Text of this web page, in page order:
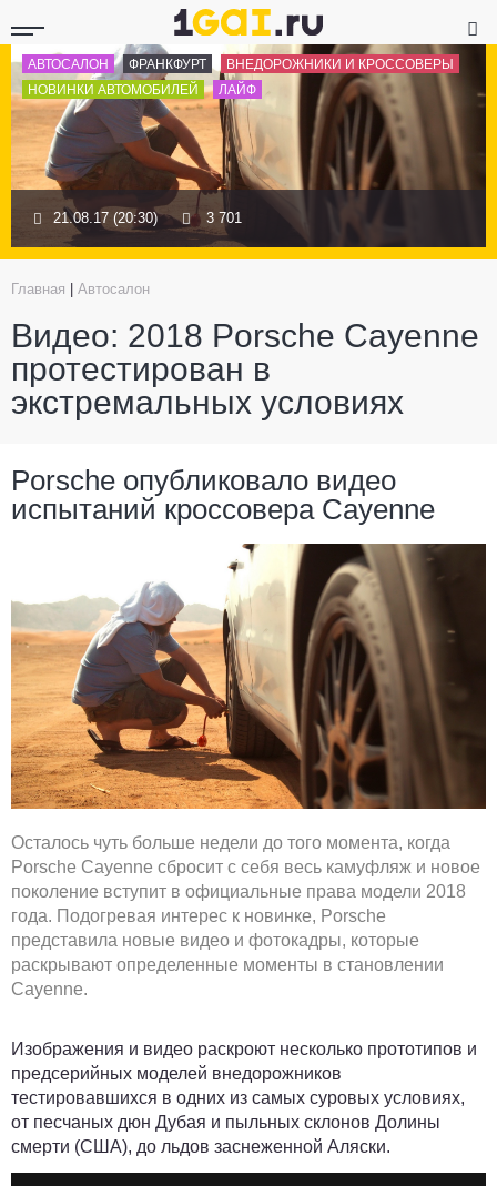
АВТОСАЛОН ФРАНКФУРТ
ВНЕДОРОЖНИКИ И КРОССОВЕРЫ
НОВИНКИ АВТОМОБИЛЕЙ
ЛАЙФ
21.08.17 (20:30) 3 701
Главная Автосалон
Видео: 2018 Porsche Cayenne
протестирован в
экстремальных условиях
Porsche опубликовало видео
испытаний кроссовера Cayenne
Осталось чуть больше недели до того момента, когда
Porsche Cayenne сбросит с себя весь камуфляж и новое
поколение вступит в официальные права модели 2018
года. Подогревая интерес к новинке, Porsche
представила новые видео и фотокадры, которые
раскрывают определенные моменты в становлении
Cayenne.
Изображения и видео раскроют несколько прототипов и
предсерийных моделей внедорожников
тестировавшихся в одних из самых суровых условиях,
от песчаных дюн Дубая и пыльных склонов Долины
смерти (США), до льдов заснеженной Аляски.